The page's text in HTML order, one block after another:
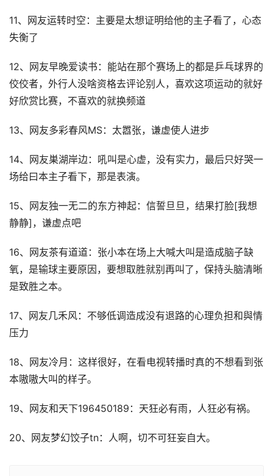
11、网友运转时空：主要是太想证明给他的主子看了，心态
失衡了
12、网友早晚爱读书：能站在那个赛场上的都是乒乓球界的
佼佼者，外行人没啥资格去评论别人，喜欢这项运动的就好
好欣赏比赛，不喜欢的就换频道
13、网友多彩春风MS：太嚣张，谦虚使人进步
14、网友巣湖岸边：吼叫是心虚，没有实力，最后只好哭一
场给曰本主子看下，那是表演。
15、网友独一无二的东方神起：信誓旦旦，结果打脸[我想
静静]，谦虚点吧
16、网友茶有道道：张小本在场上大喊大叫是造成脑子缺
氧，是输球主要原因，要想取胜就别再叫了，保持头脑清晰
是致胜之本。
17、网友几禾风：不够低调造成没有退路的心理负担和與情
压力
18、网友冷月：这样很好，在看电视转播时真的不想看到张
本嗷嗷大叫的样子。
19、网友和天下196450189：天狂必有雨，人狂必有祸。
20、网友梦幻饺子tn：人啊，切不可狂妄自大。